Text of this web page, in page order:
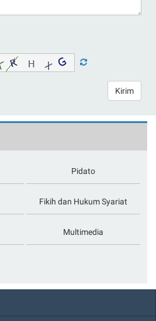
Kirim
Pidato
Fikih dan Hukum Syariat
Multimedia